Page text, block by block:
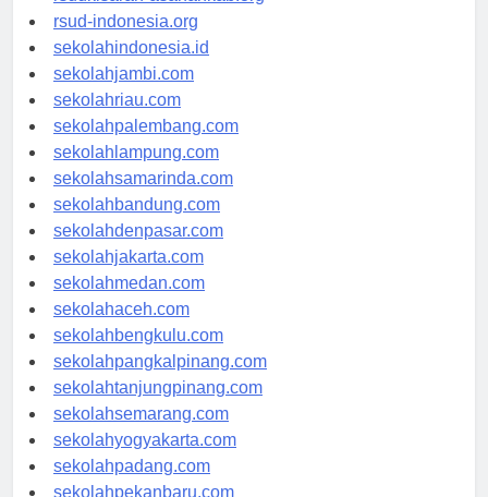
rsudkisaran-asahankab.org
rsud-indonesia.org
sekolahindonesia.id
sekolahjambi.com
sekolahriau.com
sekolahpalembang.com
sekolahlampung.com
sekolahsamarinda.com
sekolahbandung.com
sekolahdenpasar.com
sekolahjakarta.com
sekolahmedan.com
sekolahaceh.com
sekolahbengkulu.com
sekolahpangkalpinang.com
sekolahtanjungpinang.com
sekolahsemarang.com
sekolahyogyakarta.com
sekolahpadang.com